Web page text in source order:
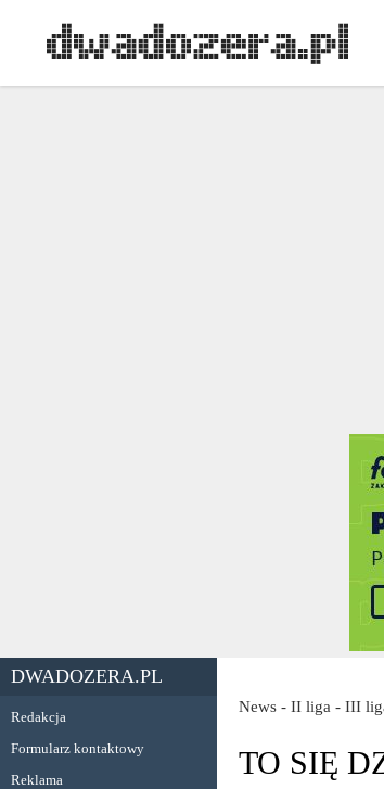
DWADOZERA.PL
Redakcja
Formularz kontaktowy
Reklama
News - II liga - III
TO SIĘ